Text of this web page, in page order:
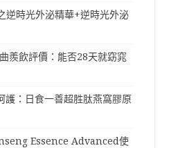
時光外泌精華+逆時光外泌
飲評價：能否28天就窈窕
：日食一善超胜肽燕窩膠原
Essence Advanced使